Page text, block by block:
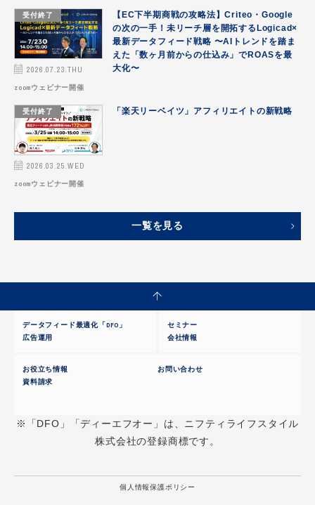
その他
データフィード最適化
旅行業界向けデータフィード
受付終了
2026.07.23.THU
zoomウェビナー開催
【EC下半期商戦の攻略法】Criteo・Google
の次の一手！未リーチ層を開拓するLogicad×
最新データフィード戦略 〜AIトレンドを踏ま
えた「数ヶ月前からの仕込み」でROASを最
大化〜
受付終了
2026.03.25.WED
zoomウェビナー開催
「楽天リーベイツ」アフィリエイトの新戦略
一覧を見る
データフィード最適化「DFO」
広告運用
セミナー
会社情報
お役立ち情報
お問い合わせ
資料請求
※「DFO」「ディーエフオー」は、ニフティライフスタイル
株式会社の登録商標です。
個人情報保護ポリシー